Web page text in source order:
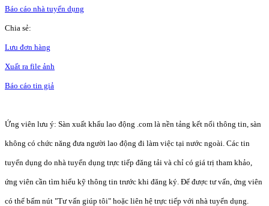
Báo cáo nhà tuyển dụng
Chia sẻ:
Lưu đơn hàng
Xuất ra file ảnh
Báo cáo tin giả
Ứng viên lưu ý: Sàn xuất khẩu lao động .com là nền tảng kết nối thông tin, sàn
không có chức năng đưa người lao động đi làm việc tại nước ngoài. Các tin
tuyển dụng do nhà tuyển dụng trực tiếp đăng tải và chỉ có giá trị tham khảo,
ứng viên cần tìm hiểu kỹ thông tin trước khi đăng ký. Để được tư vấn, ứng viên
có thể bấm nút "Tư vấn giúp tôi" hoặc liên hệ trực tiếp với nhà tuyển dụng.